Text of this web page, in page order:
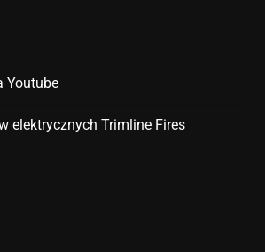
Youtube
elektrycznych Trimline Fires